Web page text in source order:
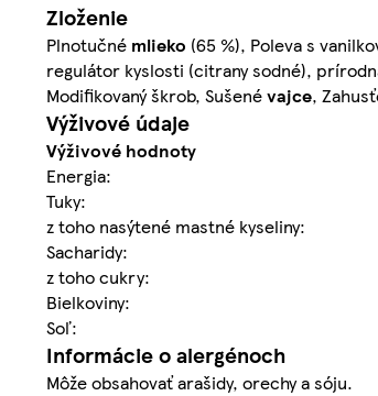
Zloženie
Plnotučné mlieko (65 %), Poleva s
regulátor kyslosti (citrany sodné),
Modifikovaný škrob, Sušenévajce,
Výživové údaje
Výživové hodnoty
Energia:
Tuky:
z toho nasýtené mastné kyseliny:
Sacharidy:
z toho cukry:
Bielkoviny:
Soľ:
Informácie o alergénoch
Môže obsahovať arašidy, orechy a sóju.